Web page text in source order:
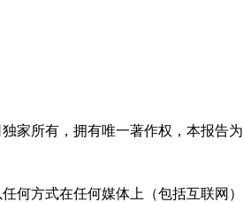
家所有，拥有唯一著作权，本报告
何方式在任何媒体上（包括互联